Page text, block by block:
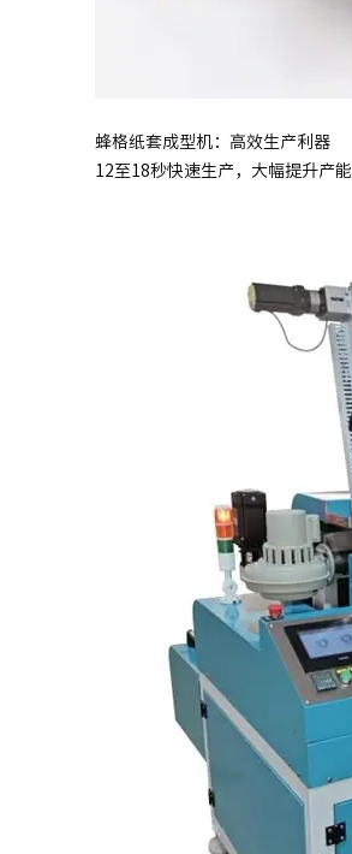
蜂格纸套成型机：高效生产利器
12至18秒快速生产，大幅提升产能